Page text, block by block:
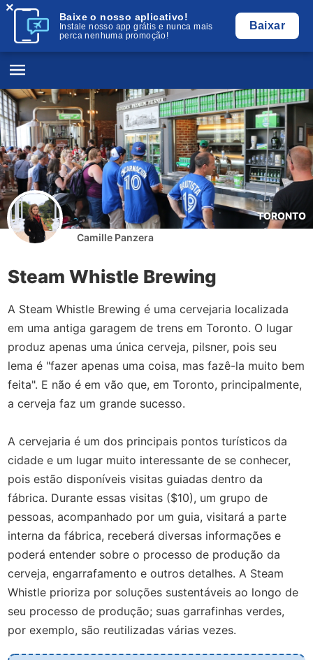
Baixe o nosso aplicativo!
Instale nosso app grátis e nunca mais
perca nenhuma promoção!
Baixar
×
TORONTO
Camille Panzera
Steam Whistle Brewing
A Steam Whistle Brewing é uma cervejaria localizada
em uma antiga garagem de trens em Toronto. O lugar
produz apenas uma única cerveja, pilsner, pois seu
lema é "fazer apenas uma coisa, mas fazê-la muito bem
feita". E não é em vão que, em Toronto, principalmente,
a cerveja faz um grande sucesso.
A cervejaria é um dos principais pontos turísticos da
cidade e um lugar muito interessante de se conhecer,
pois estão disponíveis visitas guiadas dentro da
fábrica. Durante essas visitas ($10), um grupo de
pessoas, acompanhado por um guia, visitará a parte
interna da fábrica, receberá diversas informações e
poderá entender sobre o processo de produção da
cerveja, engarrafamento e outros detalhes. A Steam
Whistle prioriza por soluções sustentáveis ao longo de
seu processo de produção; suas garrafinhas verdes,
por exemplo, são reutilizadas várias vezes.